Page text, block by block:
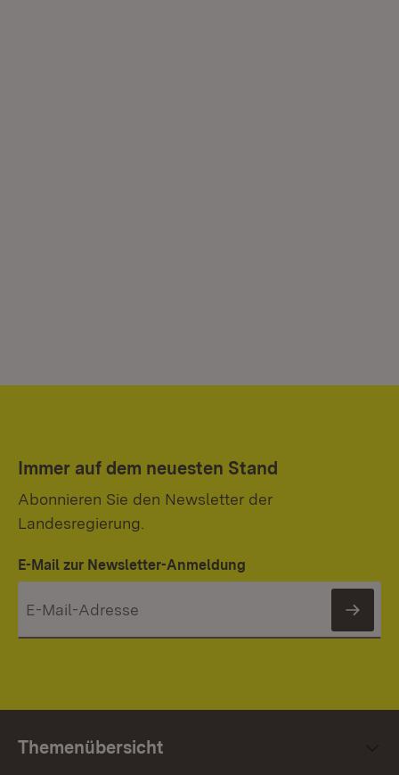
Immer auf dem neuesten Stand
Abonnieren Sie den Newsletter der
Landesregierung.
E-Mail zur Newsletter-Anmeldung
Themenübersicht